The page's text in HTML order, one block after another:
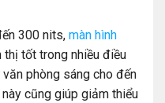
300 nits, màn hình
thị tốt trong nhiều điều
văn phòng sáng cho đến
cũng giúp giảm thiểu